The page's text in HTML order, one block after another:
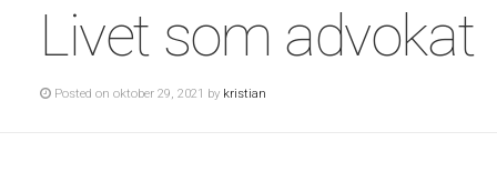
Livet som advokat
Posted on oktober 29, 2021 by kristian